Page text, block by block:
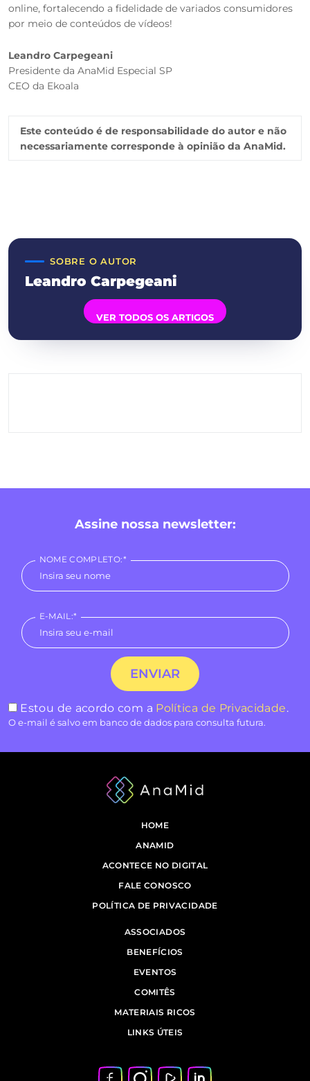
online, fortalecendo a fidelidade de variados consumidores
por meio de conteúdos de vídeos!
Leandro Carpegeani
Presidente da AnaMid Especial SP
CEO da Ekoala
Este conteúdo é de responsabilidade do autor e não
necessariamente corresponde à opinião da AnaMid.
SOBRE O AUTOR
Leandro Carpegeani
VER TODOS OS ARTIGOS
Assine nossa newsletter:
NOME COMPLETO:*
E-MAIL:*
Estou de acordo com a Política de Privacidade.
O e-mail é salvo em banco de dados para consulta futura.
HOME
ANAMID
ACONTECE NO DIGITAL
FALE CONOSCO
POLÍTICA DE PRIVACIDADE
ASSOCIADOS
BENEFÍCIOS
EVENTOS
COMITÊS
MATERIAIS RICOS
LINKS ÚTEIS